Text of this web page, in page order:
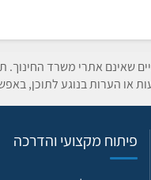
שאינם אתרי משרד
הערות בנוגע לתוכן,
פיתוח מקצועי והדרכה